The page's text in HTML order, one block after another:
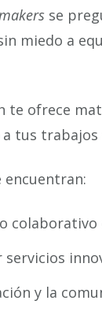
se
miedo a
te ofrece
tus trabajos
encuentran:
y la